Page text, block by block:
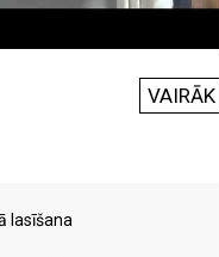
VAIRĀK
lasīšana